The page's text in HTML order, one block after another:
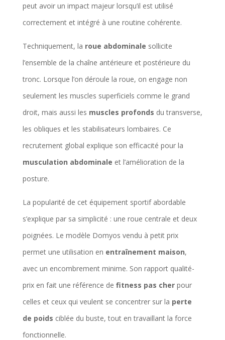
peut avoir un impact majeur lorsqu’il est utilisé
correctement et intégré à une routine cohérente.
Techniquement, la roue abdominale sollicite
l’ensemble de la chaîne antérieure et postérieure du
tronc. Lorsque l’on déroule la roue, on engage non
seulement les muscles superficiels comme le grand
droit, mais aussi les muscles profonds du transverse,
les obliques et les stabilisateurs lombaires. Ce
recrutement global explique son efficacité pour la
musculation abdominale et l’amélioration de la
posture.
La popularité de cet équipement sportif abordable
s’explique par sa simplicité : une roue centrale et deux
poignées. Le modèle Domyos vendu à petit prix
permet une utilisation en entraînement maison,
avec un encombrement minime. Son rapport qualité-
prix en fait une référence de fitness pas cherpour
celles et ceux qui veulent se concentrer sur la perte
de poids ciblée du buste, tout en travaillant la force
fonctionnelle.